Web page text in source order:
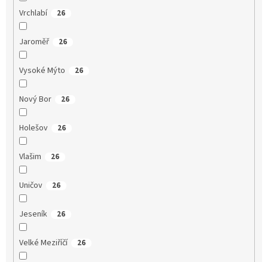
Vrchlabí 26
Jaroměř 26
Vysoké Mýto 26
Nový Bor 26
Holešov 26
Vlašim 26
Uničov 26
Jeseník 26
Velké Meziříčí 26